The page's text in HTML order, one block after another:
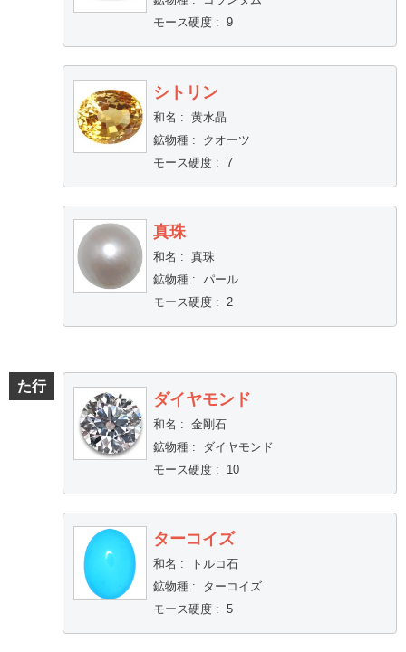
モース硬度: 9
シトリン
和名 : 黄水晶
鉱物種:
クオーツ
モース硬度: 7
真珠
和名 : 真珠
鉱物種: パール
モース硬度: 2
た行
ダイヤモンド
和名 : 金剛石
鉱物種:
ダイヤモンド
モース硬度: 10
ターコイズ
和名 :
トルコ石
鉱物種:
ターコイズ
モース硬度: 5